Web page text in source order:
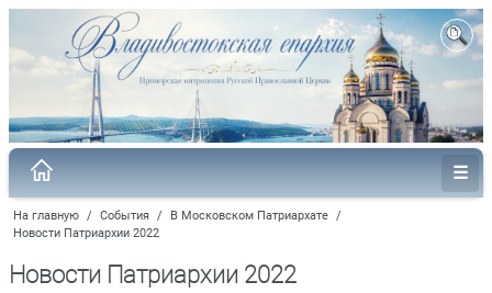
На главную / События / В Московском Патриархате /
Новости Патриархии 2022
Новости Патриархии 2022